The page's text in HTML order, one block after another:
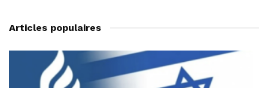
Articles populaires